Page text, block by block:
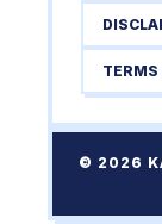
TERMS
© 2026